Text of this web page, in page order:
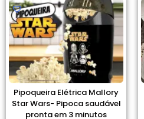
Pipoqueira Elétrica Mallory
Star Wars- Pipoca saudável
pronta em 3 minutos